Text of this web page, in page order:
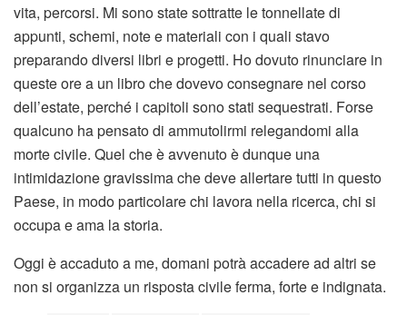
vita, percorsi. Mi sono state sottratte le tonnellate di
appunti, schemi, note e materiali con i quali stavo
preparando diversi libri e progetti. Ho dovuto rinunciare in
queste ore a un libro che dovevo consegnare nel corso
dell’estate, perché i capitoli sono stati sequestrati. Forse
qualcuno ha pensato di ammutolirmi relegandomi alla
morte civile. Quel che è avvenuto è dunque una
intimidazione gravissima che deve allertare tutti in questo
Paese, in modo particolare chi lavora nella ricerca, chi si
occupa e ama la storia.
Oggi è accaduto a me, domani potrà accadere ad altri se
non si organizza un risposta civile ferma, forte e indignata.